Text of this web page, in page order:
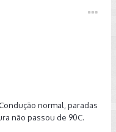
normal, paradas
não passou de 90C.